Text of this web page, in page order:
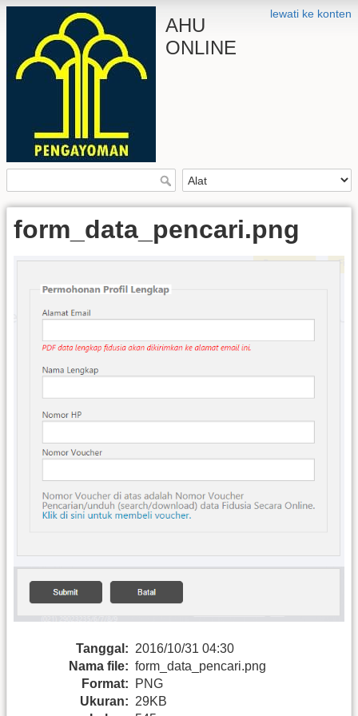
lewati ke konten
AHU
ONLINE
form_data_pencari.png
Tanggal: 2016/10/31 04:30
Nama file: form_data_pencari.png
Format:
PNG
Ukuran: 29KB